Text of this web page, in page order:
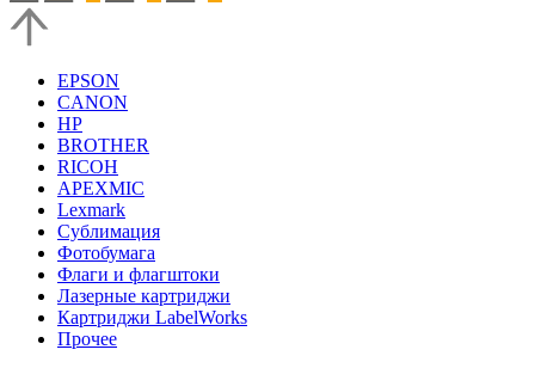
EPSON
CANON
HP
BROTHER
RICOH
APEXMIC
Lexmark
Сублимация
Фотобумага
Флаги и флагштоки
Лазерные картриджи
Картриджи LabelWorks
Прочее